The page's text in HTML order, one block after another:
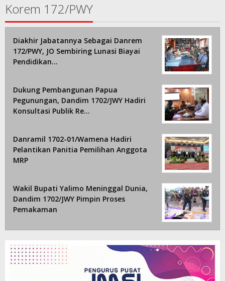
Korem 172/PWY
Diakhir Jabatannya Sebagai Danrem
172/PWY, JO Sembiring Lunasi Biayai
Pendidikan…
Dukung Pembangunan Papua
Pegunungan, Dandim 1702/JWY Hadiri
Konsultasi Publik Re…
Danramil 1702-01/Wamena Hadiri
Pelantikan Panitia Pemilihan Anggota
MRP
Wakil Bupati Yalimo Meninggal Dunia,
Dandim 1702/JWY Pimpin Proses
Pemakaman